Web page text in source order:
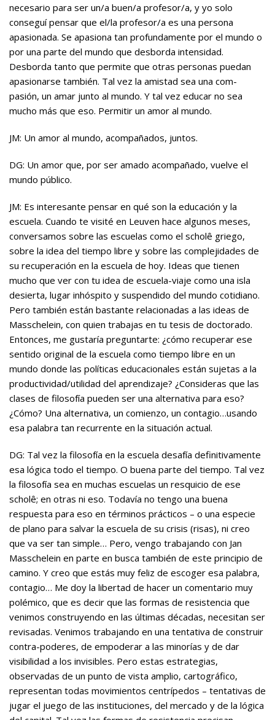
necesario para ser un/a buen/a profesor/a, y yo solo
conseguí pensar que el/la profesor/a es una persona
apasionada. Se apasiona tan profundamente por el mundo o
por una parte del mundo que desborda intensidad.
Desborda tanto que permite que otras personas puedan
apasionarse también. Tal vez la amistad sea una com-
pasión, un amar junto al mundo. Y tal vez educar no sea
mucho más que eso. Permitir un amor al mundo.
JM: Un amor al mundo, acompañados, juntos.
DG: Un amor que, por ser amado acompañado, vuelve el
mundo público.
JM: Es interesante pensar en qué son la educación y la
escuela. Cuando te visité en Leuven hace algunos meses,
conversamos sobre las escuelas como el scholê griego,
sobre la idea del tiempo libre y sobre las complejidades de
su recuperación en la escuela de hoy. Ideas que tienen
mucho que ver con tu idea de escuela-viaje como una isla
desierta, lugar inhóspito y suspendido del mundo cotidiano.
Pero también están bastante relacionadas a las ideas de
Masschelein, con quien trabajas en tu tesis de doctorado.
Entonces, me gustaría preguntarte: ¿cómo recuperar ese
sentido original de la escuela como tiempo libre en un
mundo donde las políticas educacionales están sujetas a la
productividad/utilidad del aprendizaje? ¿Consideras que las
clases de filosofía pueden ser una alternativa para eso?
¿Cómo? Una alternativa, un comienzo, un contagio…usando
esa palabra tan recurrente en la situación actual.
DG: Tal vez la filosofía en la escuela desafía definitivamente
esa lógica todo el tiempo. O buena parte del tiempo. Tal vez
la filosofía sea en muchas escuelas un resquicio de ese
scholê; en otras ni eso. Todavía no tengo una buena
respuesta para eso en términos prácticos – o una especie
de plano para salvar la escuela de su crisis (risas), ni creo
que va ser tan simple… Pero, vengo trabajando con Jan
Masschelein en parte en busca también de este principio de
camino. Y creo que estás muy feliz de escoger esa palabra,
contagio… Me doy la libertad de hacer un comentario muy
polémico, que es decir que las formas de resistencia que
venimos construyendo en las últimas décadas, necesitan ser
revisadas. Venimos trabajando en una tentativa de construir
contra-poderes, de empoderar a las minorías y de dar
visibilidad a los invisibles. Pero estas estrategias,
observadas de un punto de vista amplio, cartográfico,
representan todas movimientos centrípedos – tentativas de
jugar el juego de las instituciones, del mercado y de la lógica